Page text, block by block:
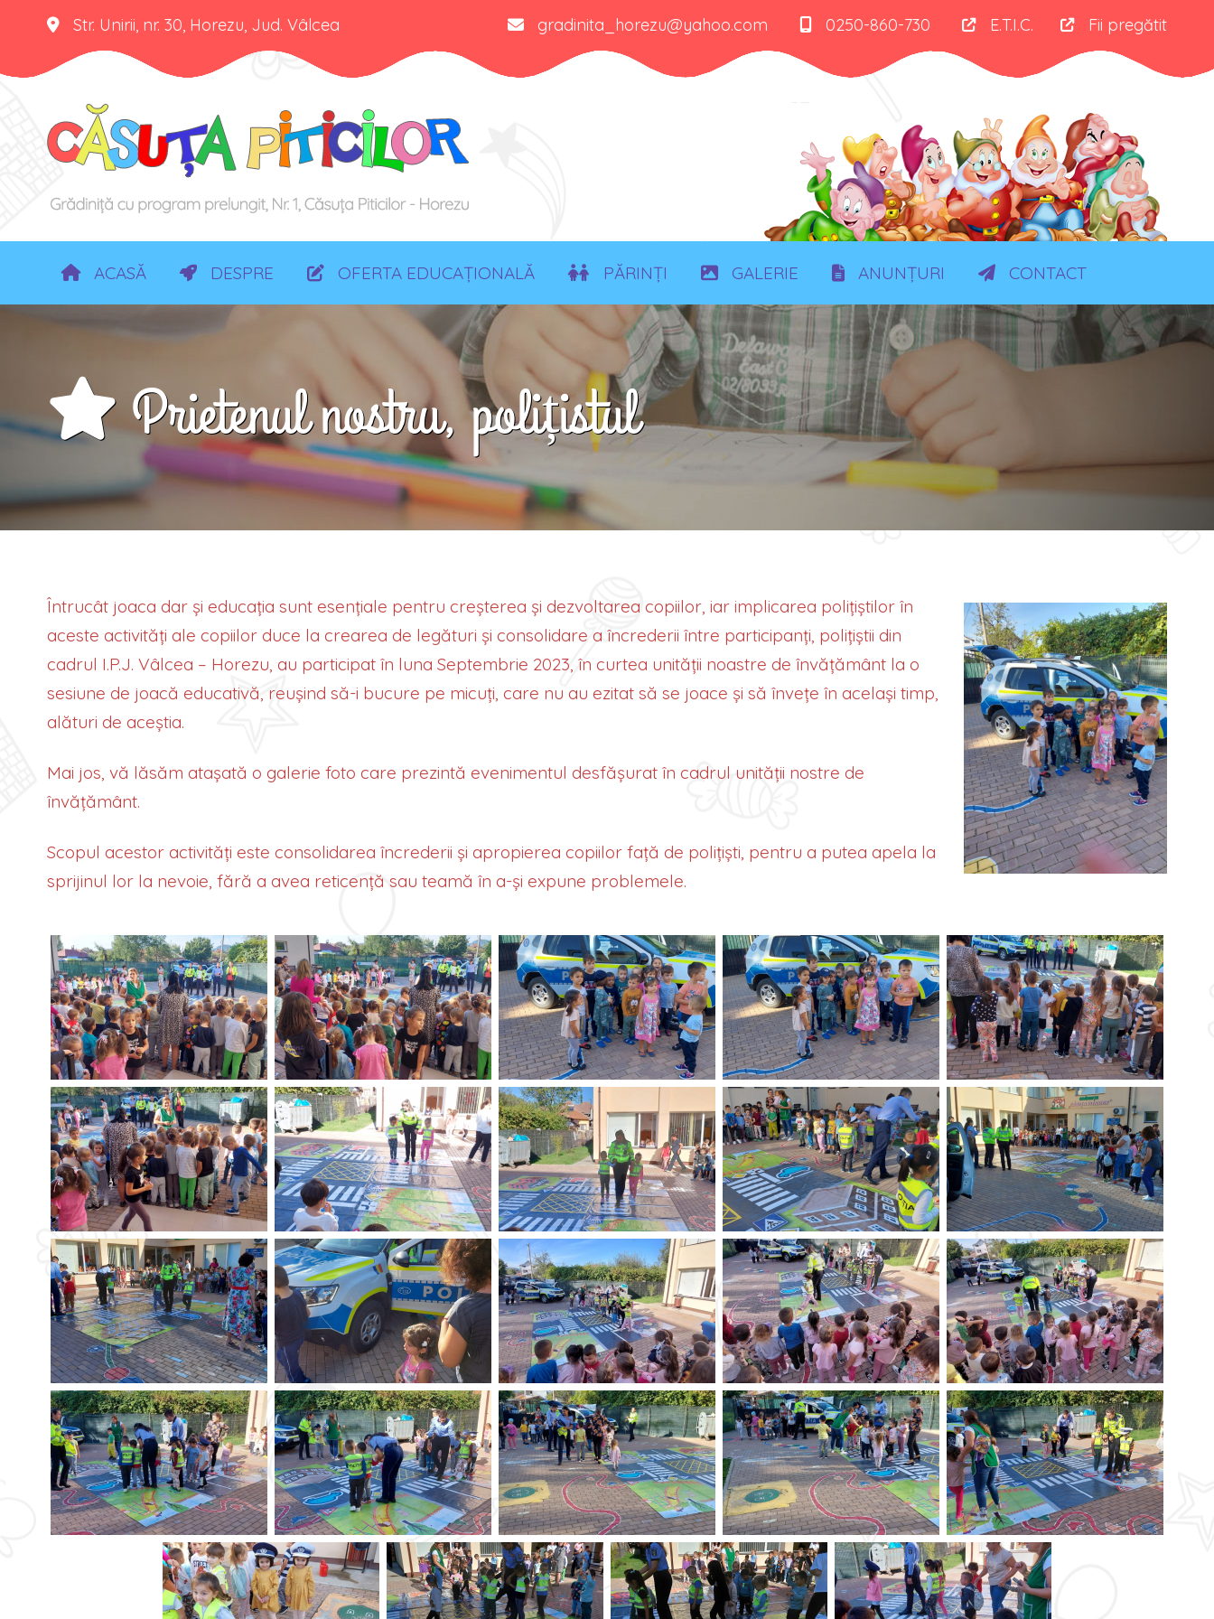
Str. Unirii, nr. 30, Horezu, Jud. Vâlcea gradinita_horezu@yahoo.com 0250-860-730 E.T.I.C. Fii pregătit
ACASĂ DESPRE OFERTA EDUCAȚIONALĂ PĂRINȚI GALERIE
ȘCOALA ALTFEL
ZIUA NAȚIONALĂ A LECTURII
PRIETENUL NOSTRU, POLIȚISTUL
ANUNȚURI CONTACT
Prietenul nostru, polițistul
Întrucât joaca dar și educația sunt esențiale pentru creșterea și dezvoltarea copiilor, iar implicarea polițiștilor în
aceste activități ale copiilor duce la crearea de legături și consolidare a încrederii între participanți, polițiștii din
cadrul I.P.J. Vâlcea – Horezu, au participat în luna Septembrie 2023, în curtea unității noastre de învățământ la o
sesiune de joacă educativă, reușind să-i bucure pe micuți, care nu au ezitat să se joace și să învețe în același timp,
alături de aceștia.
Mai jos, vă lăsăm atașată o galerie foto care prezintă evenimentul desfășurat în cadrul unității nostre de
învățământ.
Scopul acestor activități este consolidarea încrederii și apropierea copiilor față de polițiști, pentru a putea apela la
sprijinul lor la nevoie, fără a avea reticență sau teamă în a-și expune problemele.